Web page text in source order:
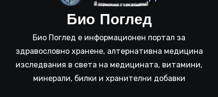
Био Поглед
Био Поглед е информационен портал за
здравословно хранене, алтернативна медицина
изследвания в света на медицината, витамини,
минерали, билки и хранителни добавки